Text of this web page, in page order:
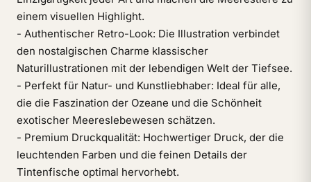
einem visuellen Highlight.
- Authentischer Retro-Look: Die Illustration verbindet
den nostalgischen Charme klassischer
Naturillustrationen mit der lebendigen Welt der Tiefsee.
- Perfekt für Natur- und Kunstliebhaber: Ideal für alle,
die die Faszination der Ozeane und die Schönheit
exotischer Meereslebewesen schätzen.
- Premium Druckqualität: Hochwertiger Druck, der die
leuchtenden Farben und die feinen Details der
Tintenfische optimal hervorhebt.